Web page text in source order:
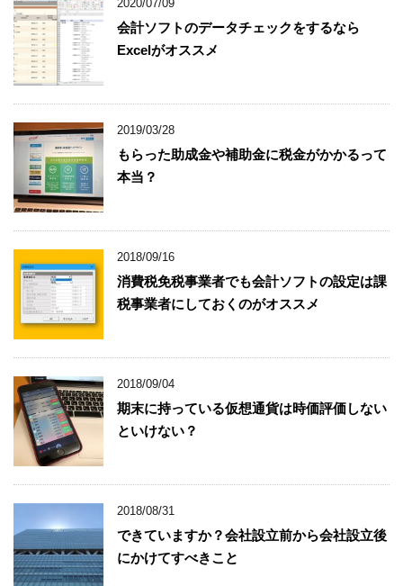
2020/07/09
会計ソフトのデータチェックをするなら
Excelがオススメ
2019/03/28
もらった助成金や補助金に税金がかかるって
本当？
2018/09/16
消費税免税事業者でも会計ソフトの設定は課
税事業者にしておくのがオススメ
2018/09/04
期末に持っている仮想通貨は時価評価しない
といけない？
2018/08/31
できていますか？会社設立前から会社設立後
にかけてすべきこと